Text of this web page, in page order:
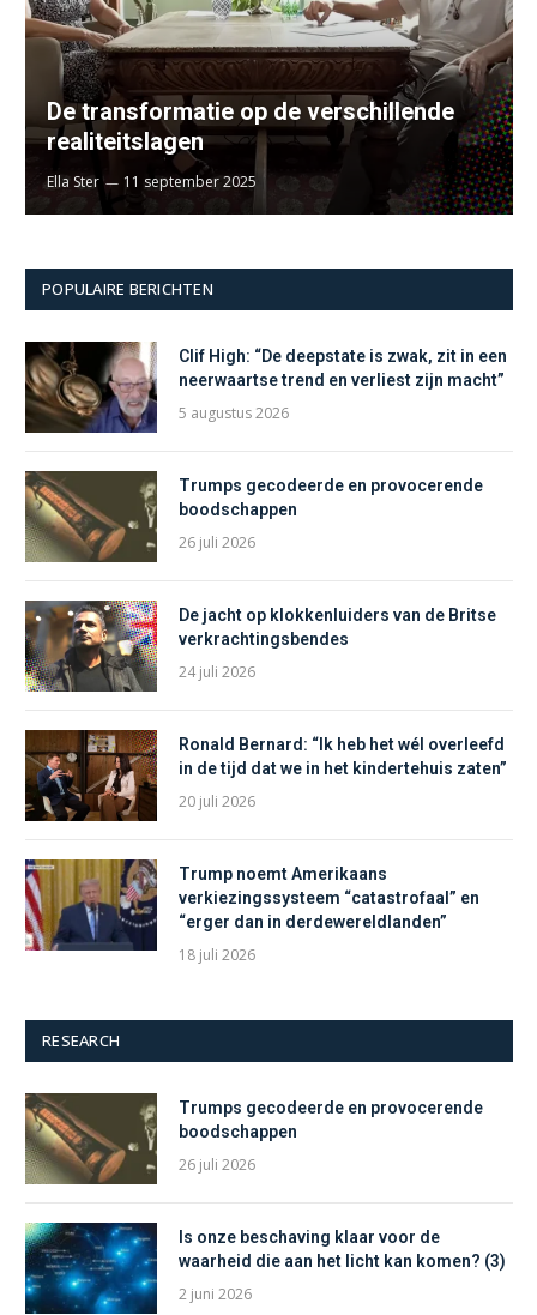
De transformatie op de verschillende
realiteitslagen
Ella Ster 11 september 2025
POPULAIRE BERICHTEN
Clif High: “De deepstate is zwak, zit in een
neerwaartse trend en verliest zijn macht”
5 augustus 2026
Trumps gecodeerde en provocerende
boodschappen
26 juli 2026
De jacht op klokkenluiders van de Britse
verkrachtingsbendes
24 juli 2026
Ronald Bernard: “Ik heb het wél overleefd
in de tijd dat we in het kindertehuis zaten”
20 juli 2026
Trump noemt Amerikaans
verkiezingssysteem “catastrofaal” en
“erger dan in derdewereldlanden”
18 juli 2026
RESEARCH
Trumps gecodeerde en provocerende
boodschappen
26 juli 2026
Is onze beschaving klaar voor de
waarheid die aan het licht kan komen? (3)
2 juni 2026